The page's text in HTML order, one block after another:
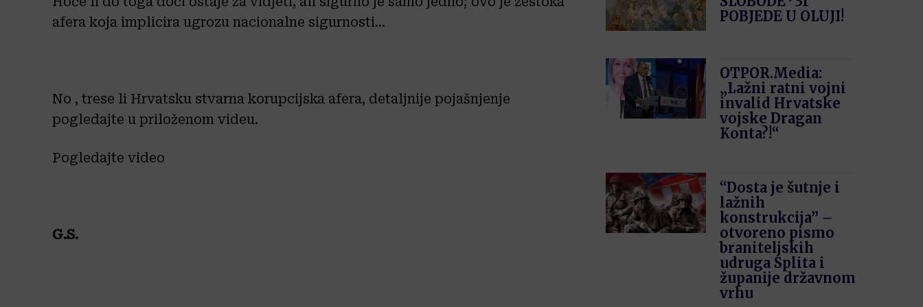
afera koja implicira ugrozu nacionalne sigurnosti…
No , trese li Hrvatsku stvarna korupcijska afera, detaljnije pojašnjenje
pogledajte u priloženom videu.
Pogledajte video
G.S.
POBJEDE U OLUJI!
OTPOR.Media:
„Lažni ratni vojni
invalid Hrvatske
vojske Dragan
Konta?!“
“Dosta je šutnje i
lažnih
konstrukcija” –
otvoreno pismo
braniteljskih
udruga Splita i
županije državnom
vrhu